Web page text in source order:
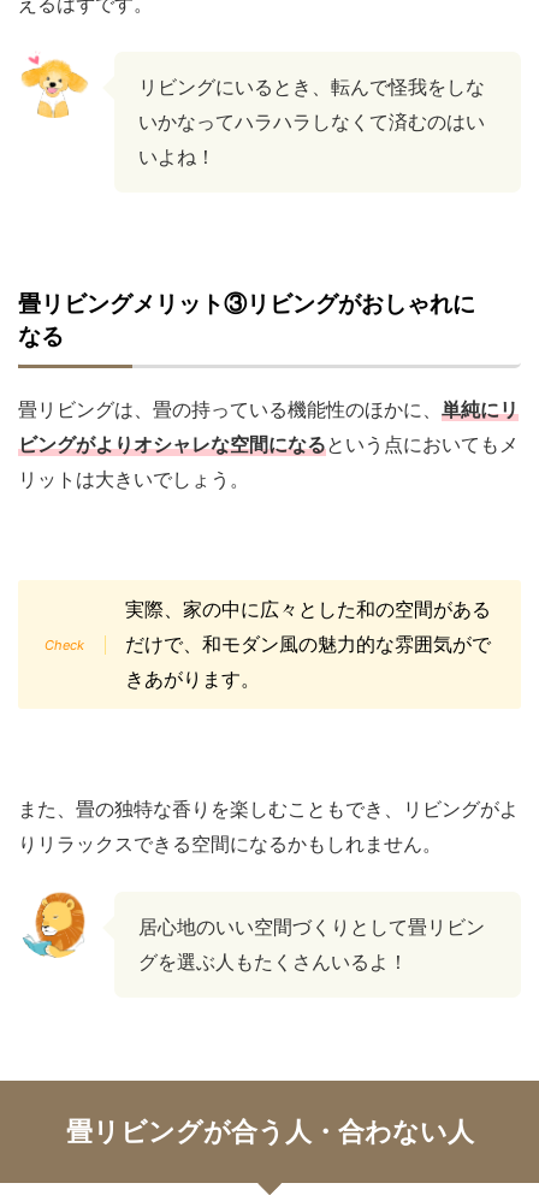
リビングにいるとき、転んで怪我をしな
いかなってハラハラしなくて済むのはい
いよね！
畳リビングメリット③リビングがおしゃれに
なる
畳リビングは、畳の持っている機能性のほかに、 単純にリ
ビングがよりオシャレな空間になるという点においてもメ
リットは大きいでしょう。
実際、家の中に広々とした和の空間がある
だけで、和モダン風の魅力的な雰囲気がで
きあがります。
また、畳の独特な香りを楽しむこともでき、リビングがよ
りリラックスできる空間になるかもしれません。
居心地のいい空間づくりとして畳リビン
グを選ぶ人もたくさんいるよ！
畳リビングが合う人・合わない人